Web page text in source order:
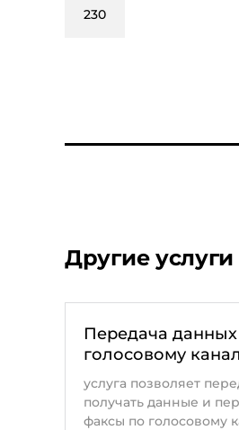
230
Другие услуги
Передача
голосовому
услуга позволяет
получать данные и
факсы по голосовому